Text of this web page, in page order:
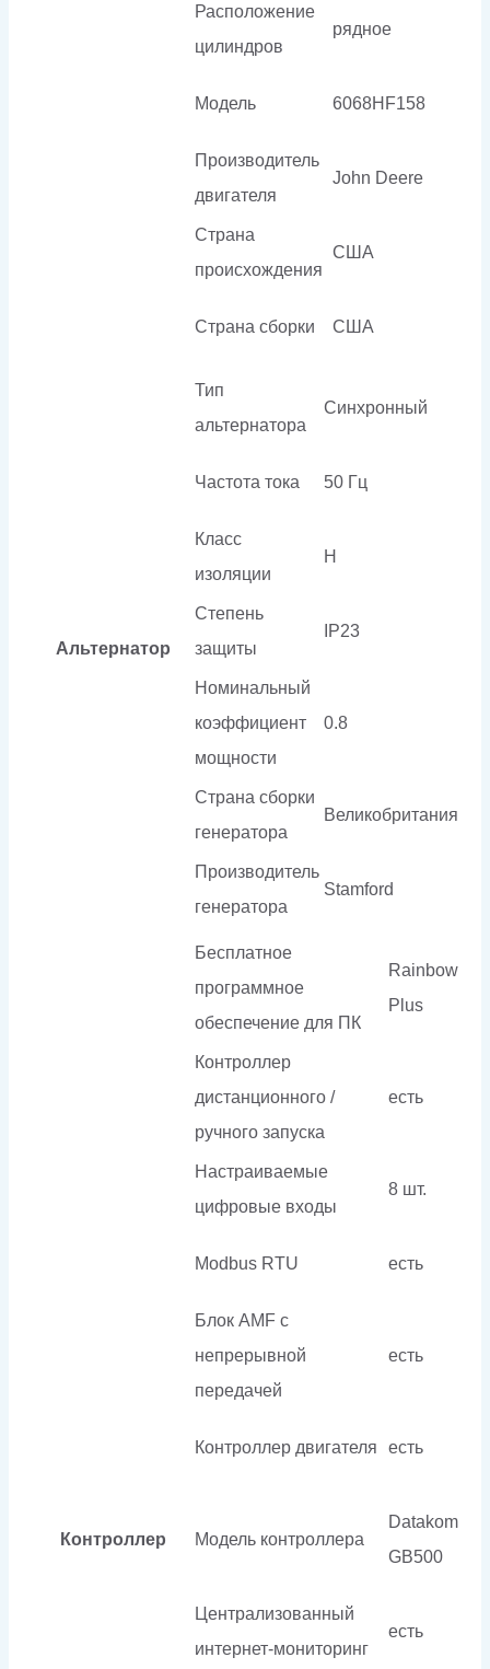
Расположение
цилиндров
рядное
Модель 6068HF158
Производитель
двигателя
John Deere
Страна
происхождения
США
Страна сборки США
Альтернатор
Тип
альтернатора
Синхронный
Частота тока 50 Гц
Класс
изоляции
H
Степень
защиты
IP23
Номинальный
коэффициент
мощности
0.8
Страна сборки
генератора
Великобритания
Производитель
генератора
Stamford
Контроллер
Бесплатное
программное
обеспечение для ПК
Rainbow
Plus
Контроллер
дистанционного /
ручного запуска
есть
Настраиваемые
цифровые входы
8 шт.
Modbus RTU есть
Блок AMF с
непрерывной
передачей
есть
Контроллер двигателя есть
Модель контроллера
Datakom
GB500
Централизованный
интернет-мониторинг
есть